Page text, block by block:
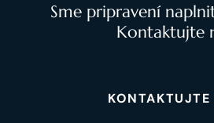
Sme pripravení
Kontaktujte
KONTAKTUJTE